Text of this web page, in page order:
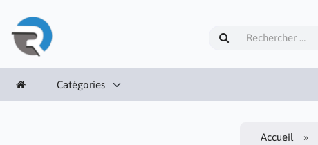
Catégories
Accueil